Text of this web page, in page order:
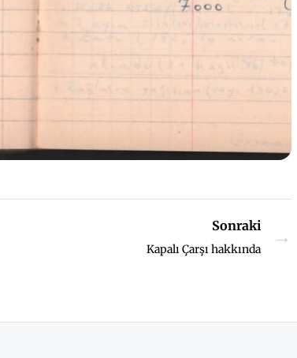
Sonraki
Kapalı Çarşı hakkında
→